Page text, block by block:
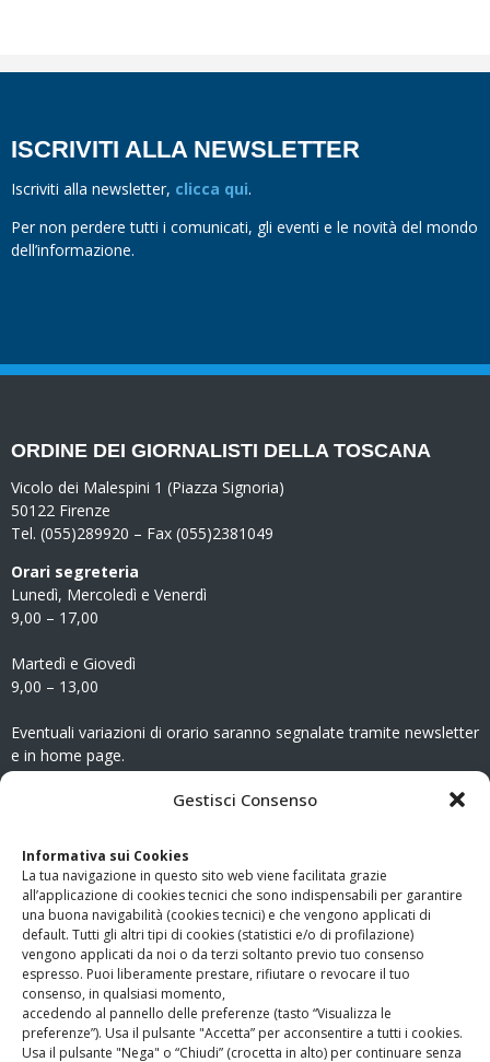
Gestisci Consenso
Informativa sui Cookies
La tua navigazione in questo sito web viene facilitata grazie
all’applicazione di cookies tecnici che sono indispensabili per garantire
una buona navigabilità (cookies tecnici) e che vengono applicati di
default. Tutti gli altri tipi di cookies (statistici e/o di profilazione)
vengono applicati da noi o da terzi soltanto previo tuo consenso
espresso. Puoi liberamente prestare, rifiutare o revocare il tuo
consenso, in qualsiasi momento,
accedendo al pannello delle preferenze (tasto “Visualizza le
preferenze”). Usa il pulsante "Accetta” per acconsentire a tutti i cookies.
Usa il pulsante "Nega" o “Chiudi” (crocetta in alto) per continuare senza
ISCRIVITI ALLA NEWSLETTER
Iscriviti alla newsletter, clicca qui.
Per non perdere tutti i comunicati, gli eventi e le novità del mondo
dell’informazione.
ORDINE DEI GIORNALISTI DELLA TOSCANA
Vicolo dei Malespini 1 (Piazza Signoria)
50122 Firenze
Tel. (055)289920 – Fax (055)2381049
Orari segreteria
Lunedì, Mercoledì e Venerdì
9,00 – 17,00
Martedì e Giovedì
9,00 – 13,00
Eventuali variazioni di orario saranno segnalate tramite newsletter
e in home page.
www.odg.toscana.it – testata registrata presso il Tribunale di
Firenze al nr. 5208 dell’ 08.10.2002. Direttore responsabile:
Giampaolo Marchini – C.F. 80005790482
LINK UTILI
PagoPA